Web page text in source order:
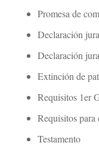
Promesa de
Declaración
Declaración
Extinción de
Requisitos 1er
Requisitos
Testamento